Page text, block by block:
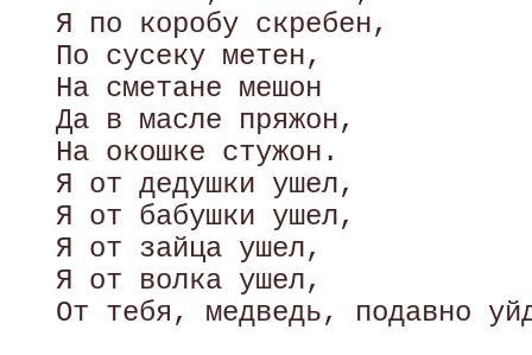
Я по коробу скребен,
По сусеку метен,
На сметане мешон
Да в масле пряжон,
На окошке стужон.
Я от дедушки ушел,
Я от бабушки ушел,
Я от зайца ушел,
Я от волка ушел,